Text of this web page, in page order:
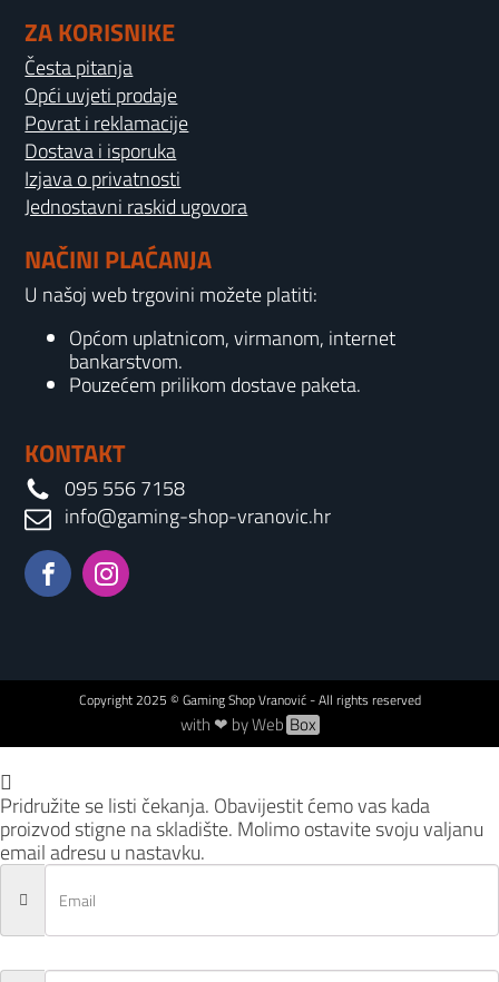
ZA KORISNIKE
Česta pitanja
Opći uvjeti prodaje
Povrat i reklamacije
Dostava i isporuka
Izjava o privatnosti
Jednostavni raskid ugovora
NAČINI PLAĆANJA
U našoj web trgovini možete platiti:
Općom uplatnicom, virmanom, internet
bankarstvom.
Pouzećem prilikom dostave paketa.
KONTAKT
095 556 7158
info@gaming-shop-vranovic.hr
Copyright2025 © Gaming Shop Vranović - All rights reserved
with ❤ by Web Box
Pridružite se listi čekanja. Obavijestit ćemo vas kada
proizvod stigne na skladište. Molimo ostavite svoju valjanu
email adresu u nastavku.